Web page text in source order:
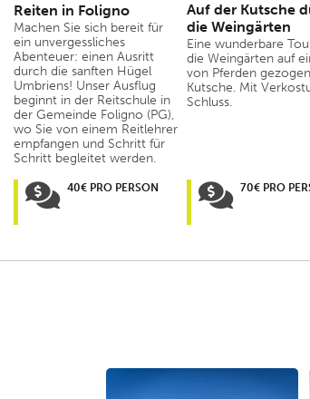
Reiten in Foligno
Machen Sie sich bereit für
ein unvergessliches
Abenteuer: einen Ausritt
durch die sanften Hügel
Umbriens! Unser Ausflug
beginnt in der Reitschule in
der Gemeinde Foligno (PG),
wo Sie von einem Reitlehrer
empfangen und Schritt für
Schritt begleitet werden.
40€ PRO PERSON
Auf der Kutsche
die Weingärten
Eine wunderbare
die Weingärten auf
von Pferden
Kutsche. Mit
Schluss.
70€ PRO